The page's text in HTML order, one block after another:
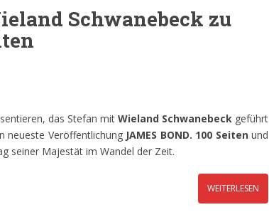
Schwanebeck zu
das Stefan mit Wieland Schwanebeck geführt
neueste Veröffentlichung JAMES BOND. 100 Seitenund
seiner Majestät im Wandel der Zeit.
WEITERLESEN